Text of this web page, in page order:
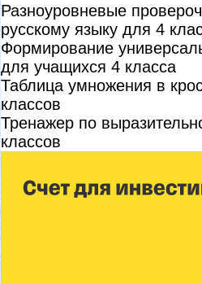
Разноуровневые
русскому языку для 4
Формирование
для учащихся 4 класса
Таблица умножения в
классов
Тренажер по
классов